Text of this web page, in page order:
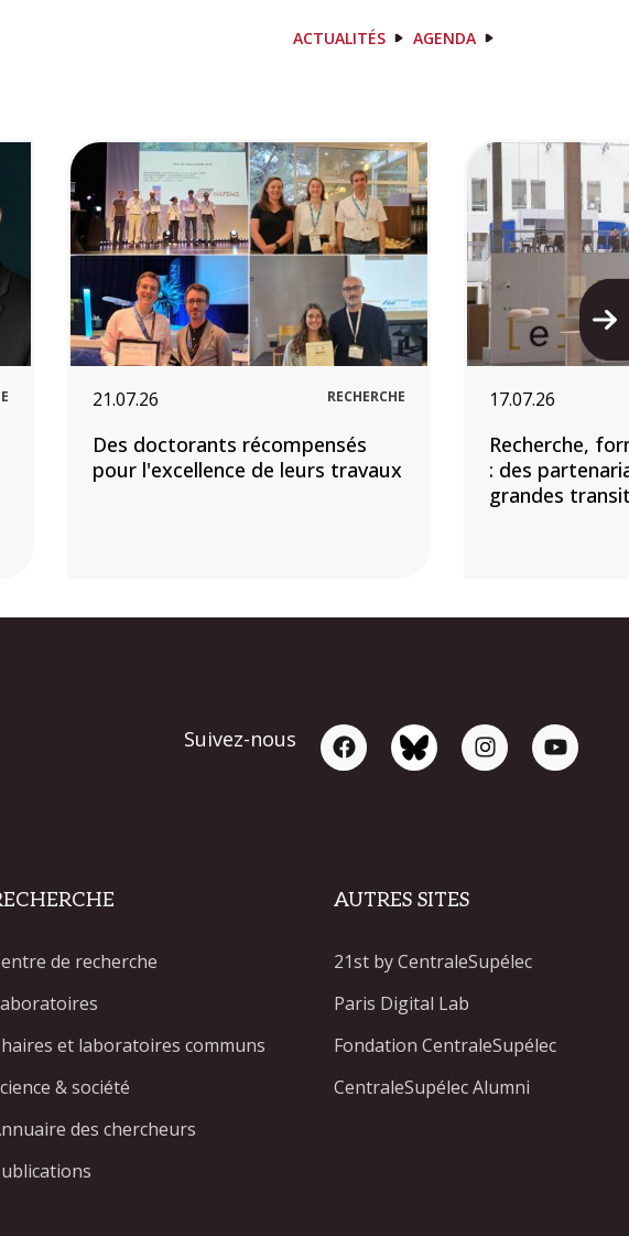
ACTUALITÉS AGENDA
Image
21.07.26 RECHERCHE
Des doctorants récompensés
pour l'excellence de leurs travaux
Image
17.07.26
Recherche,
: des
grandes
Suivez-nous
de recherche
et laboratoires communs
& société
des chercheurs
AUTRES SITES
21st by CentraleSupélec
Paris Digital Lab
Fondation CentraleSupélec
CentraleSupélec Alumni